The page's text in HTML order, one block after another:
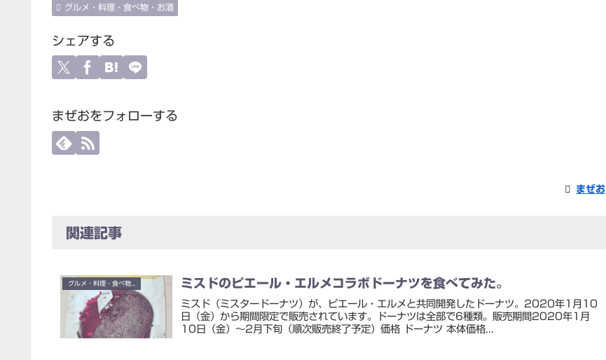
グルメ・料理・食べ物・お酒
シェアする
まぜおをフォローする
まぜお
関連記事
ミスドのピエール・エルメコラボドーナツを食べてみた。
ミスド（ミスタードーナツ）が、ピエール・エルメと共同開発したドーナツ。2020年1月10
日（金）から期間限定で販売されています。ドーナツは全部で6種類。販売期間2020年1月
10日（金）～2月下旬（順次販売終了予定）価格 ドーナツ 本体価格...